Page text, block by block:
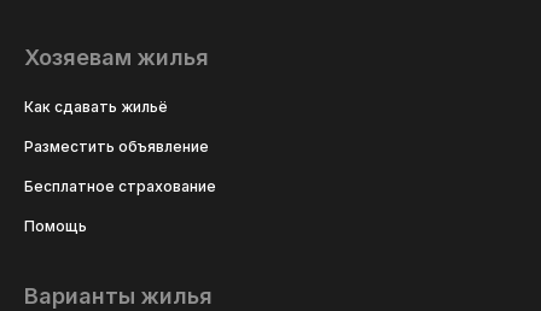
Хозяевам жилья
Как сдавать жильё
Разместить объявление
Бесплатное страхование
Помощь
Варианты жилья